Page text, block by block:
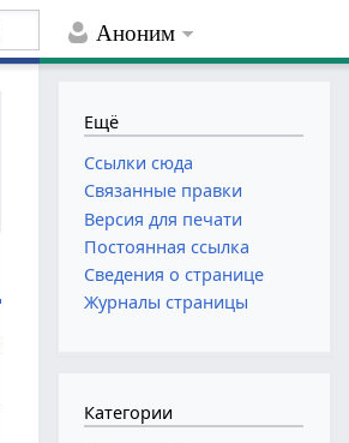
Аноним
Ещё
Ссылки сюда
Связанные правки
Версия для печати
Постоянная ссылка
Сведения о странице
Журналы страницы
Категории